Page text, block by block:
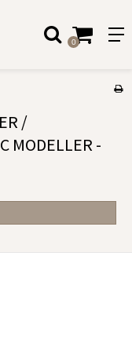
0
/
MODELLER -